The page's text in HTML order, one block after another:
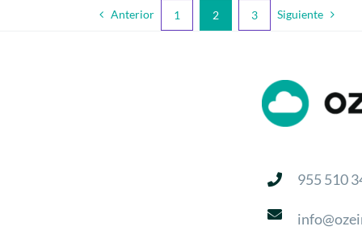
Anterior 1 2 3 Siguiente
955 510